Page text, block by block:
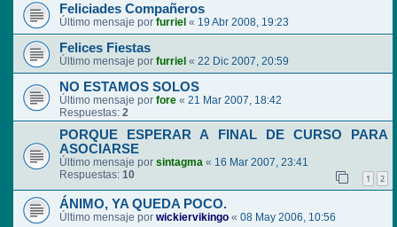
Feliciades Compañeros
Último mensaje por furriel « 19 Abr 2008, 19:23
Felices Fiestas
Último mensaje por furriel « 22 Dic 2007, 20:59
NO ESTAMOS SOLOS
Último mensaje por fore « 21 Mar 2007, 18:42
Respuestas: 2
PORQUE ESPERAR A FINAL DE CURSO PARA
ASOCIARSE
Último mensaje por sintagma « 16 Mar 2007, 23:41
Respuestas: 10 1 2
ÁNIMO, YA QUEDA POCO.
Último mensaje por wickiervikingo « 08 May 2006, 10:56